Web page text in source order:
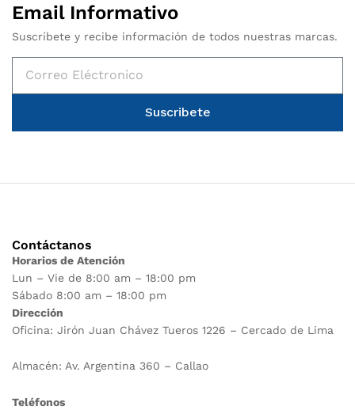
Email Informativo
Suscríbete y recibe información de todos nuestras marcas.
Suscribete
Contáctanos
Horarios de Atención
Lun – Vie de 8:00 am – 18:00 pm
Sábado 8:00 am – 18:00 pm
Dirección
Oficina: Jirón Juan Chávez Tueros 1226 – Cercado de Lima
Almacén: Av. Argentina 360 – Callao
Teléfonos